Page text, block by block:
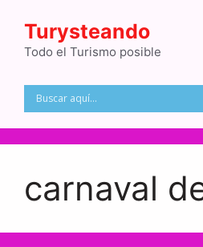
contenido
Turysteando
Todo el Turismo posible
carnaval